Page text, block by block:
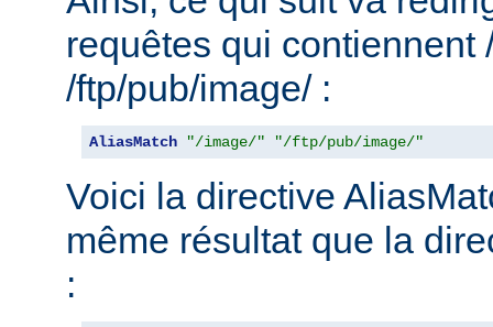
requêtes qui contiennent
/ftp/pub/image/ :
AliasMatch "/image/" "/ftp/pub/image/"
Voici la directive
même résultat que la
: